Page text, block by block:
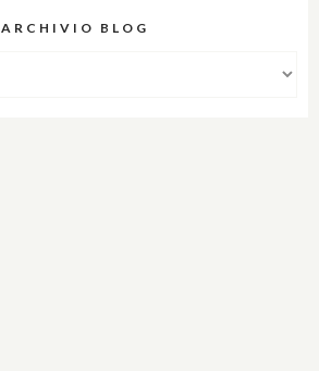
ARCHIVIO BLOG